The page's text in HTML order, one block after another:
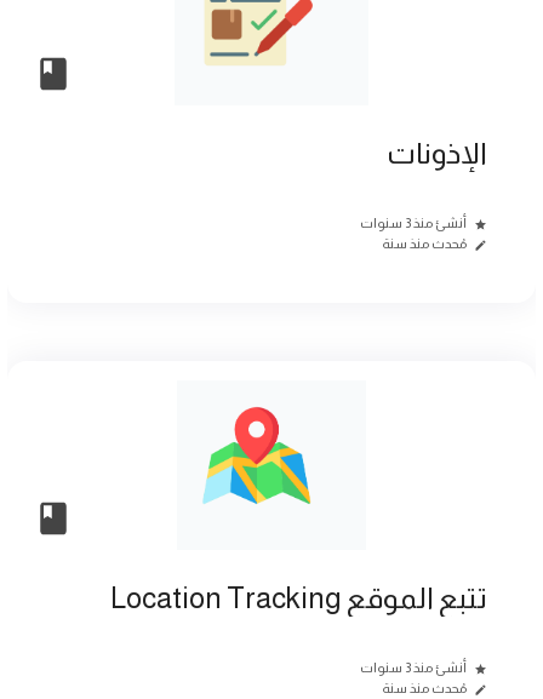
الإذونات
أنشئ منذ 3 سنوات
مُحدث منذ سنة
تتبع الموقع Location Tracking
أنشئ منذ 3 سنوات
مُحدث منذ سنة